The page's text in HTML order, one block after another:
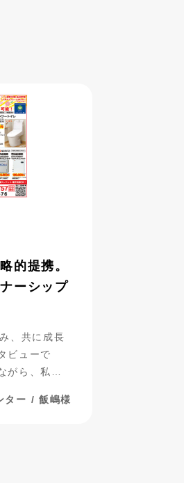
的提携。
ーシップ
、共に成長
ビューで
がら、私た
ター / 飯嶋様